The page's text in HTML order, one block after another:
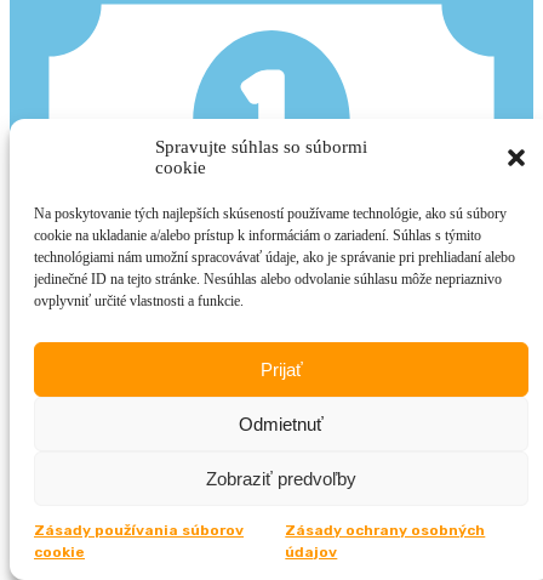
Spravujte súhlas so súbormi
cookie
Na poskytovanie tých najlepších skúseností používame technológie, ako sú súbory
cookie na ukladanie a/alebo prístup k informáciám o zariadení. Súhlas s týmito
technológiami nám umožní spracovávať údaje, ako je správanie pri prehliadaní alebo
jedinečné ID na tejto stránke. Nesúhlas alebo odvolanie súhlasu môže nepriaznivo
ovplyvniť určité vlastnosti a funkcie.
Prijať
Odmietnuť
Zobraziť predvoľby
Zásady používania súborov
cookie
Zásady ochrany osobných
údajov
Presný plán ako sa stať tiperom a zarábať až 3 000€
vzdelaním ti vytvoria stabilný príjem.